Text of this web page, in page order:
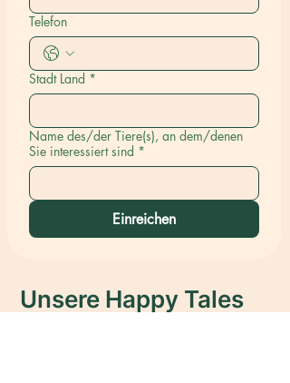
Telefon
Stadt Land *
Name des/der Tiere(s), an dem/denen
Sie interessiert sind *
Einreichen
Unsere Happy Tales